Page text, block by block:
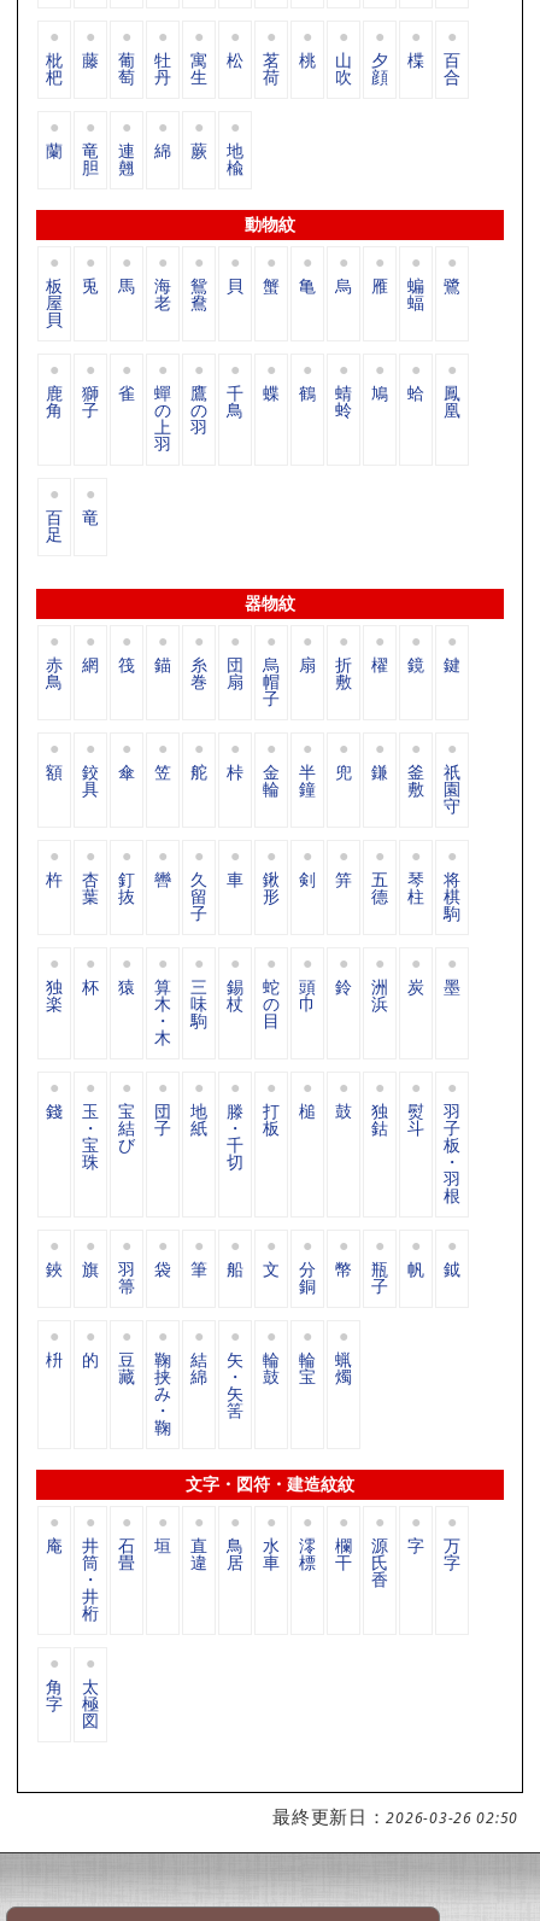
枇
杷
藤 葡
萄
牡
丹
寓
生
松 茗
荷
桃 山
吹
夕
顔
楪 百
合
蘭 竜
胆
連
翹
綿 蕨 地
楡
動物紋
板
屋
貝
兎 馬 海
老
鴛
鴦
貝 蟹 亀 烏 雁 蝙
蝠
鷺
鹿
角
獅
子
雀 蟬
の
上
羽
鷹
の
羽
千
鳥
蝶 鶴 蜻
蛉
鳩 蛤 鳳
凰
百
足
竜
器物紋
赤
鳥
網 筏 錨 糸
巻
団
扇
烏
帽
子
扇 折
敷
櫂 鏡 鍵
額 鉸
具
傘 笠 舵 桛 金
輪
半
鐘
兜 鎌 釜
敷
祇
園
守
杵 杏
葉
釘
抜
轡 久
留
子
車 鍬
形
剣 笄 五
德
琴
柱
将
棋
駒
独
楽
杯 猿 算
木
・
木
三
味
駒
錫
杖
蛇
の
目
頭
巾
鈴 洲
浜
炭 墨
錢 玉
・
宝
珠
宝
結
び
団
子
地
紙
滕
・
千
切
打
板
槌 鼓 独
鈷
熨
斗
羽
子
板
・
羽
根
鋏 旗 羽
箒
袋 筆 船 文 分
銅
幣 瓶
子
帆 鉞
枡 的 豆
藏
鞠
挟
み
・
鞠
結
綿
矢
・
矢
筈
輪
鼓
輪
宝
蝋
燭
文字・図符・建造紋紋
庵 井
筒
・
井
桁
石
畳
垣 直
違
鳥
居
水
車
澪
標
欄
干
源
氏
香
字 万
字
角
字
太
極
図
最終更新日：2026-03-26 02:50